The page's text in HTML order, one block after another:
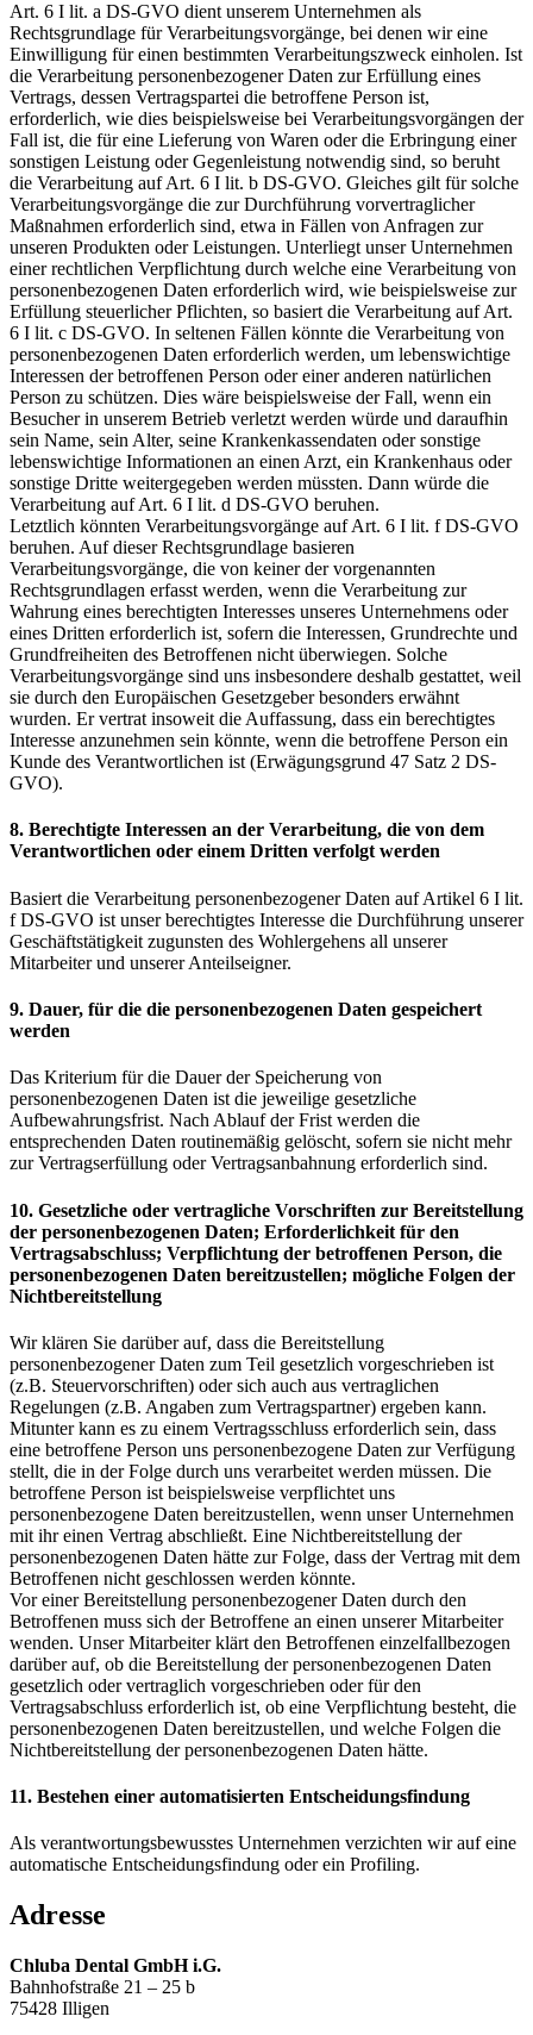
Art. 6 I lit. a DS-GVO dient unserem Unternehmen als
Rechtsgrundlage für Verarbeitungsvorgänge, bei denen wir eine
Einwilligung für einen bestimmten Verarbeitungszweck einholen. Ist
die Verarbeitung personenbezogener Daten zur Erfüllung eines
Vertrags, dessen Vertragspartei die betroffene Person ist,
erforderlich, wie dies beispielsweise bei Verarbeitungsvorgängen der
Fall ist, die für eine Lieferung von Waren oder die Erbringung einer
sonstigen Leistung oder Gegenleistung notwendig sind, so beruht
die Verarbeitung auf Art. 6 I lit. b DS-GVO. Gleiches gilt für solche
Verarbeitungsvorgänge die zur Durchführung vorvertraglicher
Maßnahmen erforderlich sind, etwa in Fällen von Anfragen zur
unseren Produkten oder Leistungen. Unterliegt unser Unternehmen
einer rechtlichen Verpflichtung durch welche eine Verarbeitung von
personenbezogenen Daten erforderlich wird, wie beispielsweise zur
Erfüllung steuerlicher Pflichten, so basiert die Verarbeitung auf Art.
6 I lit. c DS-GVO. In seltenen Fällen könnte die Verarbeitung von
personenbezogenen Daten erforderlich werden, um lebenswichtige
Interessen der betroffenen Person oder einer anderen natürlichen
Person zu schützen. Dies wäre beispielsweise der Fall, wenn ein
Besucher in unserem Betrieb verletzt werden würde und daraufhin
sein Name, sein Alter, seine Krankenkassendaten oder sonstige
lebenswichtige Informationen an einen Arzt, ein Krankenhaus oder
sonstige Dritte weitergegeben werden müssten. Dann würde die
Verarbeitung auf Art. 6 I lit. d DS-GVO beruhen.
Letztlich könnten Verarbeitungsvorgänge auf Art. 6 I lit. f DS-GVO
beruhen. Auf dieser Rechtsgrundlage basieren
Verarbeitungsvorgänge, die von keiner der vorgenannten
Rechtsgrundlagen erfasst werden, wenn die Verarbeitung zur
Wahrung eines berechtigten Interesses unseres Unternehmens oder
eines Dritten erforderlich ist, sofern die Interessen, Grundrechte und
Grundfreiheiten des Betroffenen nicht überwiegen. Solche
Verarbeitungsvorgänge sind uns insbesondere deshalb gestattet, weil
sie durch den Europäischen Gesetzgeber besonders erwähnt
wurden. Er vertrat insoweit die Auffassung, dass ein berechtigtes
Interesse anzunehmen sein könnte, wenn die betroffene Person ein
Kunde des Verantwortlichen ist (Erwägungsgrund 47 Satz 2 DS-
GVO).
8. Berechtigte Interessen an der Verarbeitung, die von dem
Verantwortlichen oder einem Dritten verfolgt werden
Basiert die Verarbeitung personenbezogener Daten auf Artikel 6 I lit.
f DS-GVO ist unser berechtigtes Interesse die Durchführung unserer
Geschäftstätigkeit zugunsten des Wohlergehens all unserer
Mitarbeiter und unserer Anteilseigner.
9. Dauer, für die die personenbezogenen Daten gespeichert
werden
Das Kriterium für die Dauer der Speicherung von
personenbezogenen Daten ist die jeweilige gesetzliche
Aufbewahrungsfrist. Nach Ablauf der Frist werden die
entsprechenden Daten routinemäßig gelöscht, sofern sie nicht mehr
zur Vertragserfüllung oder Vertragsanbahnung erforderlich sind.
10. Gesetzliche oder vertragliche Vorschriften zur Bereitstellung
der personenbezogenen Daten; Erforderlichkeit für den
Vertragsabschluss; Verpflichtung der betroffenen Person, die
personenbezogenen Daten bereitzustellen; mögliche Folgen der
Nichtbereitstellung
Wir klären Sie darüber auf, dass die Bereitstellung
personenbezogener Daten zum Teil gesetzlich vorgeschrieben ist
(z.B. Steuervorschriften) oder sich auch aus vertraglichen
Regelungen (z.B. Angaben zum Vertragspartner) ergeben kann.
Mitunter kann es zu einem Vertragsschluss erforderlich sein, dass
eine betroffene Person uns personenbezogene Daten zur Verfügung
stellt, die in der Folge durch uns verarbeitet werden müssen. Die
betroffene Person ist beispielsweise verpflichtet uns
personenbezogene Daten bereitzustellen, wenn unser Unternehmen
mit ihr einen Vertrag abschließt. Eine Nichtbereitstellung der
personenbezogenen Daten hätte zur Folge, dass der Vertrag mit dem
Betroffenen nicht geschlossen werden könnte.
Vor einer Bereitstellung personenbezogener Daten durch den
Betroffenen muss sich der Betroffene an einen unserer Mitarbeiter
wenden. Unser Mitarbeiter klärt den Betroffenen einzelfallbezogen
darüber auf, ob die Bereitstellung der personenbezogenen Daten
gesetzlich oder vertraglich vorgeschrieben oder für den
Vertragsabschluss erforderlich ist, ob eine Verpflichtung besteht, die
personenbezogenen Daten bereitzustellen, und welche Folgen die
Nichtbereitstellung der personenbezogenen Daten hätte.
11. Bestehen einer automatisierten Entscheidungsfindung
Als verantwortungsbewusstes Unternehmen verzichten wir auf eine
automatische Entscheidungsfindung oder ein Profiling.
Adresse
Chluba Dental GmbH i.G.
Bahnhofstraße 21 – 25 b
75428 Illigen